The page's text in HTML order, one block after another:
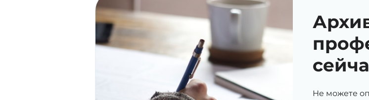
Не можете